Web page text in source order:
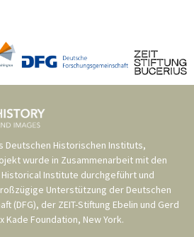
Deutschen Historischen Instituts,
wurde in Zusammenarbeit mit den
Institute durchgeführt und
Unterstützung der Deutschen
(DFG), der ZEIT-Stiftung Ebelin und Gerd
Kade Foundation, New York.